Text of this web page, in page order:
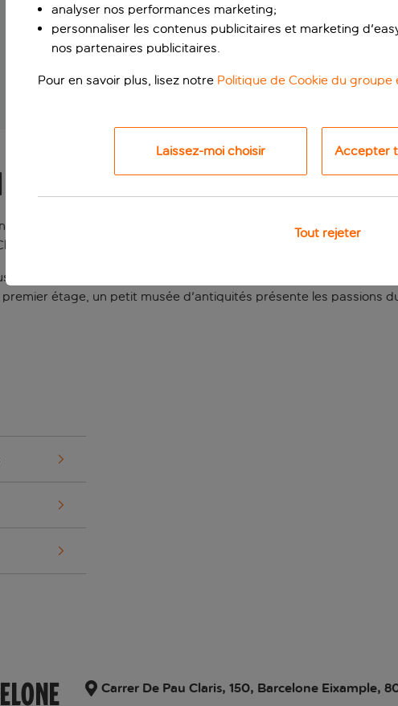
étoiles dans un
dose de luxe pendant votre séjour à Barcelone, voici l’endroit
& Spa est l'incarnation de l'élégance et dispose de tous les
serez accueilli par des tons apaisants ainsi que des œuvres
étage, un petit musée d'antiquités présente les passions
Carrer De Pau Claris, 150, Barcelone Eixample,
analyser nos performances marketing;
personnaliser les contenus publicitaires et marketing
nos partenaires publicitaires.
Pour en savoir plus, lisez notre Politique de Cookie du groupe
Laissez-moi choisir Accepter
Tout rejeter